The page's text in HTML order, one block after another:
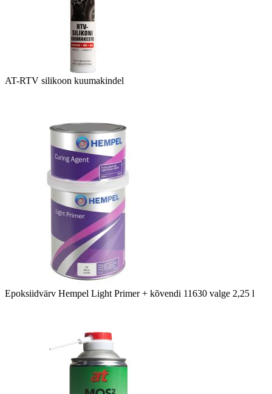
AT-RTV silikoon kuumakindel
Epoksiidvärv Hempel Light Primer + kõvendi 11630 valge 2,25 l